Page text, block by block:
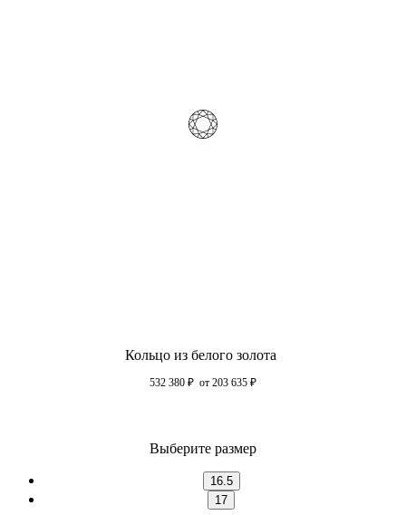
Кольцо из белого золота
532 380 ₽ от 203 635 ₽
Выберите размер
16.5
17